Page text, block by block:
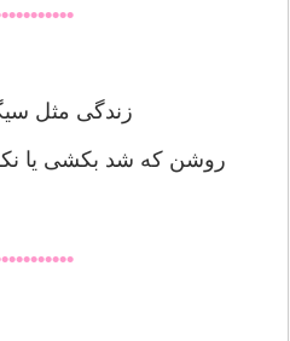
زندگی مثل
روشن که شد بکشی یا